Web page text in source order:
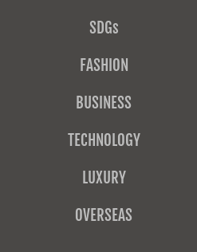
SDGs
FASHION
BUSINESS
TECHNOLOGY
LUXURY
OVERSEAS